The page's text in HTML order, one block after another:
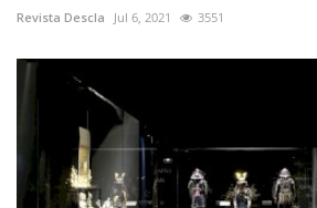
Revista Descla Jul 6, 2021 3551